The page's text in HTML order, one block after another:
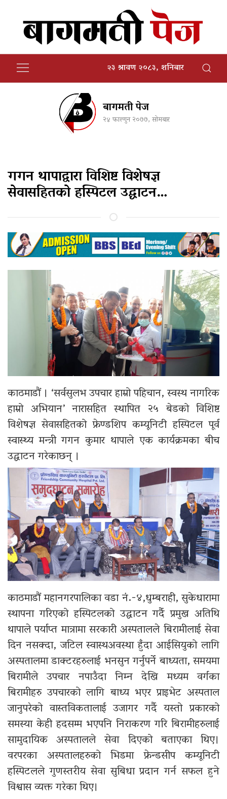
२३ श्रावण २०८३, शनिबार
बागमती पेज
२४ फाल्गुन २०७७, सोमबार
गगन थापाद्वारा विशिष्ट विशेषज्ञ
सेवासहितको हस्पिटल उद्घाटन…
काठमाडौं । ‘सर्वसुलभ उपचार हाम्रो पहिचान, स्वस्थ नागरिक
हाम्रो अभियान’ नारासहित स्थापित २५ बेडको विशिष्ट
विशेषज्ञ सेवासहितको फ्रेण्डशिप कम्यूनिटी हस्पिटल पूर्व
स्वास्थ्य मन्त्री गगन कुमार थापाले एक कार्यक्रमका बीच
उद्घाटन गरेकाछन् ।
काठमाडौं महानगरपालिका वडा नं.-४,धुम्बराही, सुकेधारामा
स्थापना गरिएको हस्पिटलको उद्घाटन गर्दै प्रमुख अतिथि
थापाले पर्याप्त मात्रामा सरकारी अस्पतालले बिरामीलाई सेवा
दिन नसक्दा, जटिल स्वास्थअवस्था हुँदा आईसियुको लागि
अस्पतालमा डाक्टरहरुलाई भनसुन गर्नुपर्ने बाध्यता, समयमा
बिरामीले उपचार नपाउँदा निम्न देखि मध्यम वर्गका
बिरामीहरु उपचारको लागि बाध्य भएर प्राइभेट अस्पताल
जानुपरेको वास्तविकतालाई उजागर गर्दै यस्तो प्रकारको
समस्या केही हदसम्म भएपनि निराकरण गरि बिरामीहरुलाई
सामुदायिक अस्पतालले सेवा दिएको बताएका थिए।
वरपरका अस्पतालहरुको भिडमा फ्रेन्डसीप कम्यूनिटी
हस्पिटलले गुणस्तरीय सेवा सुबिधा प्रदान गर्न सफल हुने
विश्वास व्यक्त गरेका थिए।